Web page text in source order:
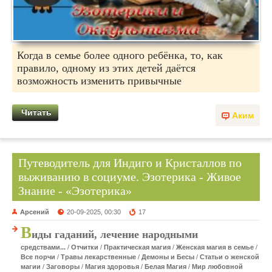
Когда в семье более одного ребёнка, то, как
правило, одному из этих детей даётся
возможность изменить привычные
Аким
Читать
Путеводитель для Индиго и Кристаллов по
выживанию в социуме. Эзотерика - Живое
Знание - «Эзотерика»
Арсений 20-09-2025, 00:30 17
Виды гаданий, лечение народными
средствами... / Отчитки / Практическая магия / Женская магия в семье /
Все порчи / Травы лекарственные / Демоны и Бесы / Статьи о женской
магии / Заговоры / Магия здоровья / Белая Магия / Мир любовной